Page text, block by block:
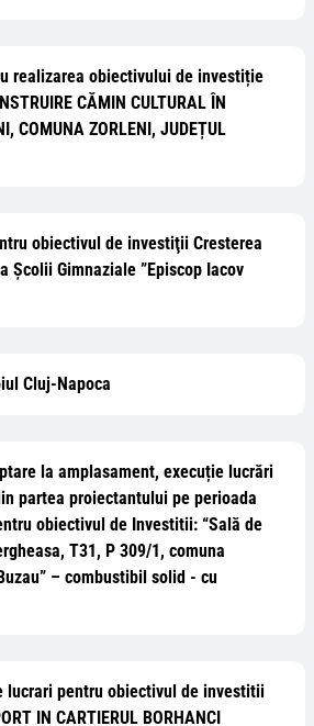
realizarea obiectivului de investiție
CĂMIN CULTURAL ÎN
COMUNA ZORLENI, JUDEȚUL
obiectivul de investiţii Cresterea
Școlii Gimnaziale ”Episcop Iacov
Cluj-Napoca
la amplasament, execuție lucrări
partea proiectantului pe perioada
obiectivul de Investitii: “Sală de
T31, P 309/1, comuna
– combustibil solid - cu
lucrari pentru obiectivul de investitii
IN CARTIERUL BORHANCI